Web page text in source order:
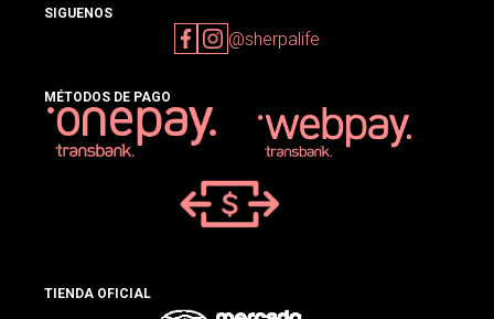
SIGUENOS
@sherpalife
MÉTODOS DE PAGO
TIENDA OFICIAL